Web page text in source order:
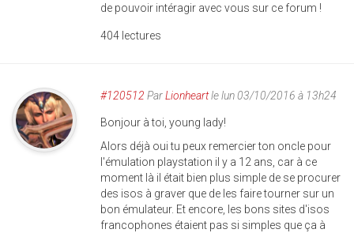
de pouvoir intéragir avec vous sur ce forum !
404 lectures
#120512 ParLionheartle lun 03/10/2016 à 13h24
Bonjour à toi, young lady!
Alors déjà oui tu peux remercier ton oncle pour
l'émulation playstation il y a 12 ans, car à ce
moment là il était bien plus simple de se procurer
des isos à graver que de les faire tourner sur un
bon émulateur. Et encore, les bons sites d'isos
francophones étaient pas si simples que ça à